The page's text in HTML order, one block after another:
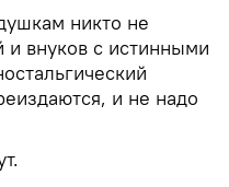
никто не
и внуков с истинными
и не надо